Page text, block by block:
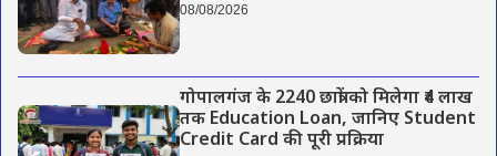
08/08/2026
गोपालगंज के 2240 छात्रों को मिलेगा ₹4 लाख
तक Education Loan, जानिए Student
Credit Card की पूरी प्रक्रिया